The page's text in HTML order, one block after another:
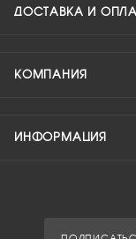
ДОСТАВКА И
КОМПАНИЯ
ИНФОРМАЦИЯ